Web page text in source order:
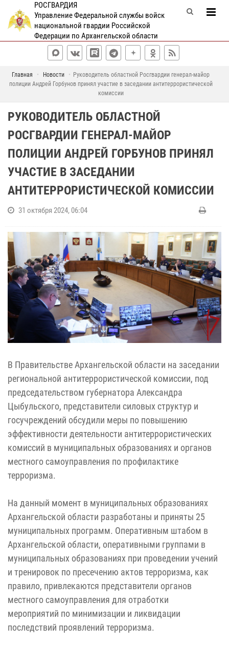
РОСГВАРДИЯ
Управление Федеральной службы войск
национальной гвардии Российской
Федерации по Архангельской области
Главная Новости
Руководитель областной Росгвардии генерал-майор
полиции Андрей Горбунов принял участие в заседании антитеррористической
комиссии
РУКОВОДИТЕЛЬ ОБЛАСТНОЙ
РОСГВАРДИИ ГЕНЕРАЛ-МАЙОР
ПОЛИЦИИ АНДРЕЙ ГОРБУНОВ ПРИНЯЛ
УЧАСТИЕ В ЗАСЕДАНИИ
АНТИТЕРРОРИСТИЧЕСКОЙ КОМИССИИ
31 октября 2024, 06:04
В Правительстве Архангельской области на заседании
региональной антитеррористической комиссии, под
председательством губернатора Александра
Цыбульского, представители силовых структур и
госучреждений обсудили меры по повышению
эффективности деятельности антитеррористических
комиссий в муниципальных образованиях и органов
местного самоуправления по профилактике
терроризма.
На данный момент в муниципальных образованиях
Архангельской области разработаны и приняты 25
муниципальных программ. Оперативным штабом в
Архангельской области, оперативными группами в
муниципальных образованиях при проведении учений
и тренировок по пресечению актов терроризма, как
правило, привлекаются представители органов
местного самоуправления для отработки
мероприятий по минимизации и ликвидации
последствий проявлений терроризма.